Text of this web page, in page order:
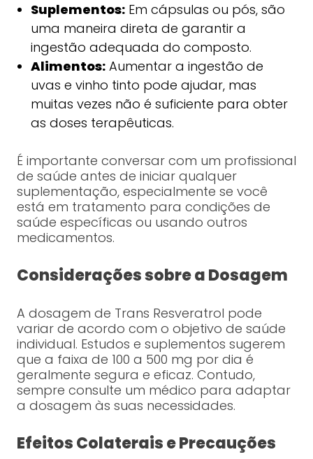
Suplementos:Em cápsulas ou pós, são
uma maneira direta de garantir a
ingestão adequada do composto.
Alimentos:Aumentar a ingestão de
uvas e vinho tinto pode ajudar, mas
muitas vezes não é suficiente para obter
as doses terapêuticas.
É importante conversar com um profissional
de saúde antes de iniciar qualquer
suplementação, especialmente se você
está em tratamento para condições de
saúde específicas ou usando outros
medicamentos.
Considerações sobre a Dosagem
A dosagem de Trans Resveratrol pode
variar de acordo com o objetivo de saúde
individual. Estudos e suplementos sugerem
que a faixa de 100 a 500 mg por dia é
geralmente segura e eficaz. Contudo,
sempre consulte um médico para adaptar
a dosagem às suas necessidades.
Efeitos Colaterais e Precauções